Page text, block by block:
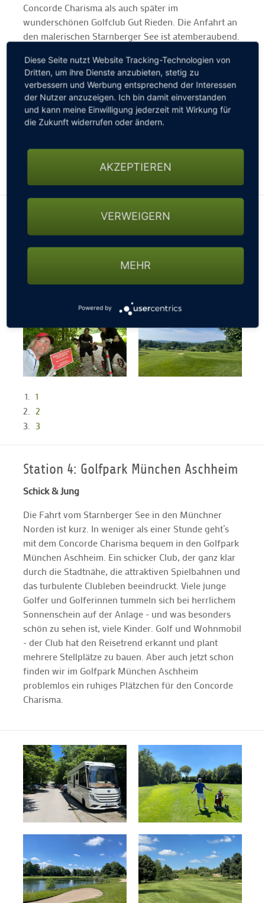
Concorde Charisma als auch später im
wunderschönen Golfclub Gut Rieden. Die Anfahrt an
den malerischen Starnberger See ist atemberaubend.
mit einem grandiosen Alpenpanorama verwöhnt. Ein
kleiner Tipp nach drei Tagen Wohnmobil Golf
Adventure gefällig? Bitte immer vor der Anreise bei
den jeweiligen Golfclubs anrufen und nach
gesperrten Straßen, nicht passierbaren Wegen oder
könnte es mit der gebuchten Startzeit schon mal
1
2
3
Station 4: Golfpark München Aschheim
Schick & Jung
Die Fahrt vom Starnberger See in den Münchner
Norden ist kurz. In weniger als einer Stunde geht’s
mit dem Concorde Charisma bequem in den Golfpark
München Aschheim. Ein schicker Club, der ganz klar
durch die Stadtnähe, die attraktiven Spielbahnen und
das turbulente Clubleben beeindruckt. Viele junge
Golfer und Golferinnen tummeln sich bei herrlichem
Sonnenschein auf der Anlage - und was besonders
schön zu sehen ist, viele Kinder. Golf und Wohnmobil
- der Club hat den Reisetrend erkannt und plant
mehrere Stellplätze zu bauen. Aber auch jetzt schon
finden wir im Golfpark München Aschheim
problemlos ein ruhiges Plätzchen für den Concorde
Charisma.
Diese Seite nutzt Website Tracking-Technologien von
Dritten, um ihre Dienste anzubieten, stetig zu
verbessern und Werbung entsprechend der Interessen
der Nutzer anzuzeigen. Ich bin damit einverstanden
und kann meine Einwilligung jederzeit mit Wirkung für
die Zukunft widerrufen oder ändern.
AKZEPTIEREN
VERWEIGERN
MEHR
Powered by